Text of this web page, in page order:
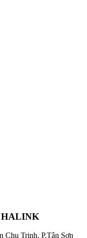
HALINK
Chu Trinh, P.Tân Sơn